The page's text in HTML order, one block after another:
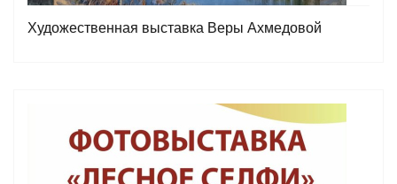
Художественная выставка Веры Ахмедовой